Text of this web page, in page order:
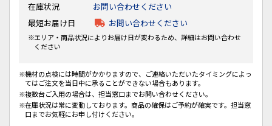
在庫状況
お問い合わせください
最短お届け日
お問い合わせください
エリア・商品状況によりお届け日が変わるため、詳細はお問い合わせ
ください
機材の点検には時間がかかりますので、ご連絡いただいたタイミングによっ
てはご注文を当日中に承ることができない場合もあります。
複数台ご入用の場合は、担当窓口までお問い合わせください。
在庫状況は常に変動しております。商品の確保はご予約が確実です。担当窓
口までお気軽にお申し付けください。